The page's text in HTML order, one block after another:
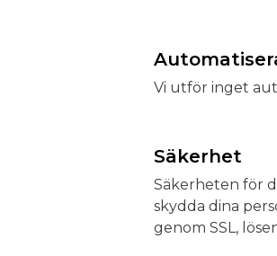
Vi utför inget
Säkerhet
Säkerheten för
skydda dina
genom SSL,